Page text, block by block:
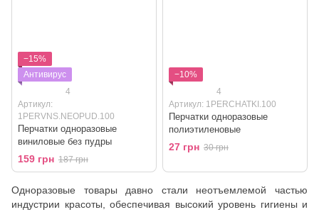
−15%
Антивирус
4
Артикул:
1PERVNS.NEOPUD.100
Перчатки одноразовые
виниловые без пудры
159 грн 187 грн
−10%
4
Артикул: 1PERCHATKI.100
Перчатки одноразовые
полиэтиленовые
27 грн 30 грн
Одноразовые товары давно стали неотъемлемой частью
индустрии красоты, обеспечивая высокий уровень гигиены и